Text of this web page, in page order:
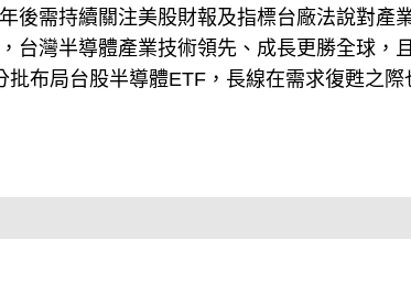
後需持續關注美股財報及指標台廠法說對產
台灣半導體產業技術領先、成長更勝全球，
布局台股半導體ETF，長線在需求復甦之際